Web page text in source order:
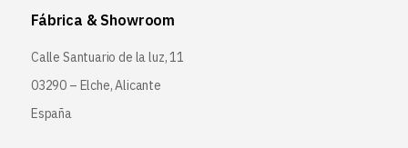
Fábrica & Showroom
Calle Santuario de la luz, 11
03290 – Elche, Alicante
España